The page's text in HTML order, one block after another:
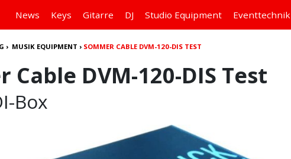
News Keys Gitarre DJ Studio Equipment Eventtechnik
› MUSIK EQUIPMENT › SOMMER CABLE DVM-120-DIS TEST
Cable DVM-120-DIS Test
Box